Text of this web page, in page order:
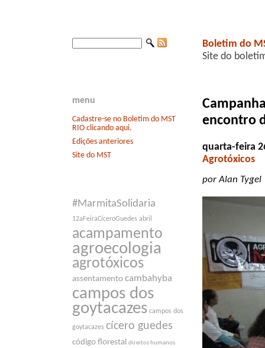
menu
Cadastre-se no Boletim do MST
RIO clicando aqui.
Edições anteriores
Site do MST
#MarmitaSolidaria
12aFeiraCíceroGuedes abril
acampamento
agroecologia
agrotóxicos
assentamento cambahyba
campos dos
goytacazes campos dos
goytacazes cícero guedes
código florestal direitos humanos
Boletim do
Site do
encontro
quarta-feira
Agrotóxicos
por Alan Tygel